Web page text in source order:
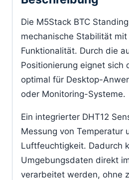
Die M5Stack BTC
mechanische Stabilität
Funktionalität. Durch die
Positionierung eignet sich
optimal für Desktop-
oder Monitoring-Systeme.
Ein integrierter DHT12
Messung von Temperatur
Luftfeuchtigkeit. Dadurch
Umgebungsdaten direkt
verarbeitet werden, ohne